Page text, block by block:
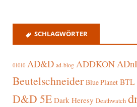
SCHLAGWÖRTER
01010 AD&D ad-blog ADDKON
Beutelschneider Blue Planet BTL
D&D 5E Dark Heresy Deathwatch